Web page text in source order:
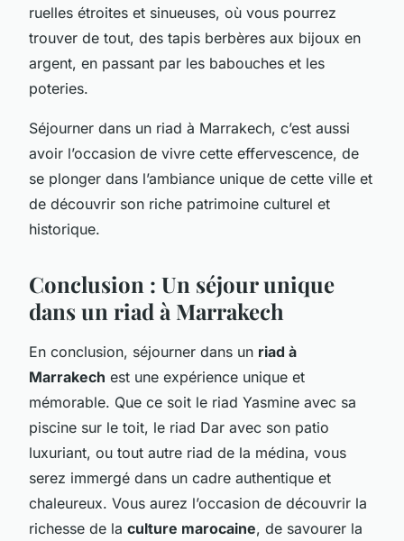
ruelles étroites et sinueuses, où vous pourrez
trouver de tout, des tapis berbères aux bijoux en
argent, en passant par les babouches et les
poteries.
Séjourner dans un riad à Marrakech, c’est aussi
avoir l’occasion de vivre cette effervescence, de
se plonger dans l’ambiance unique de cette ville et
de découvrir son riche patrimoine culturel et
historique.
Conclusion : Un séjour unique
dans un riad à Marrakech
En conclusion, séjourner dans un riad à
Marrakech est une expérience unique et
mémorable. Que ce soit le riad Yasmine avec sa
piscine sur le toit, le riad Dar avec son patio
luxuriant, ou tout autre riad de la médina, vous
serez immergé dans un cadre authentique et
chaleureux. Vous aurez l’occasion de découvrir la
richesse de la culture marocaine, de savourer la